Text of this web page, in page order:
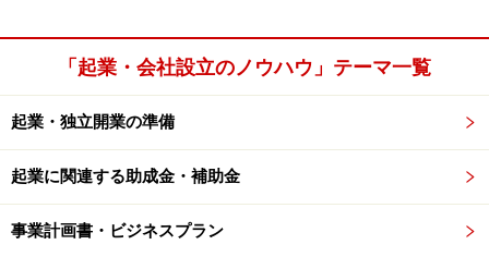
「起業・会社設立のノウハウ」テーマ一覧
起業・独立開業の準備
起業に関連する助成金・補助金
事業計画書・ビジネスプラン